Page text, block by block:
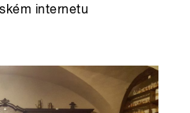
internetu